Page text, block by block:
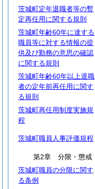
茨城町定年退職者等の暫
定再任用に関する規則
茨城町年齢60年に達する
職員等に対する情報の提
供及び勤務の意思の確認
に関する規則
茨城町年齢60年以上退職
者の定年前再任用に関す
る規則
茨城町再任用制度実施規
程
茨城町職員人事評価規程
第2章 分限・懲戒
茨城町職員の分限に関す
る条例